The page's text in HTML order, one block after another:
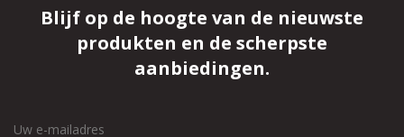
Blijf op de hoogte van de nieuwste
produkten en de scherpste
aanbiedingen.
Uw e-mailadres